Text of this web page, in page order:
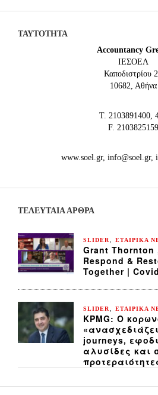
ΤΑΥΤΟΤΗΤΑ
Accountancy
IEΣΟΕΛ
Καποδιστρίου
10682, Αθήνα
Τ. 2103891400,
F. 2103825159
www.soel.gr, info@soel.gr,
ΤΕΛΕΥΤΑΙΑ ΆΡΘΡΑ
SLIDER ΕΤΑΙΡΙΚΑ
Grant Thornton
Respond &
Together |
SLIDER ΕΤΑΙΡΙΚΑ
KPMG: Ο
journeys,
αλυσίδες και